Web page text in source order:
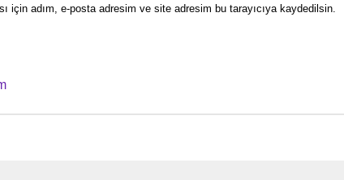
için adım, e-posta adresim ve site adresim bu tarayıcıya kaydedilsin.